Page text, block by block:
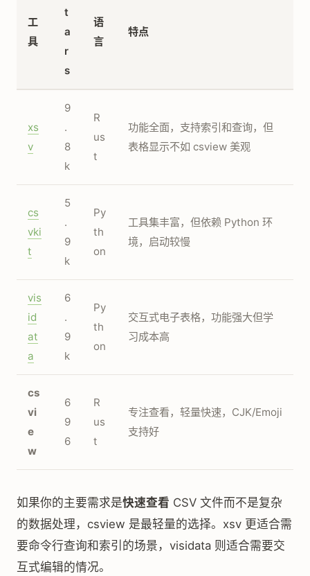
工
具
t
a
r
s
语
言
特点
xs
v
9
.
8
k
R
us
t
功能全面，支持索引和查询，但
表格显示不如 csview 美观
cs
vki
t
5
.
9
k
Py
th
on
工具集丰富，但依赖 Python 环
境，启动较慢
vis
id
at
a
6
.
9
k
Py
th
on
交互式电子表格，功能强大但学
习成本高
cs
vi
e
w
6
9
6
R
us
t
专注查看，轻量快速，CJK/Emoji
支持好
如果你的主要需求是快速查看 CSV 文件而不是复杂
的数据处理，csview 是最轻量的选择。xsv 更适合需
要命令行查询和索引的场景，visidata 则适合需要交
互式编辑的情况。